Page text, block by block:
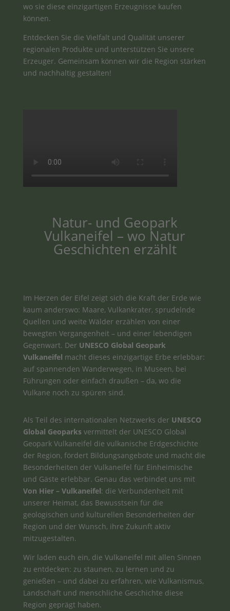
wo sie diese einzigartigen Erzeugnisse kaufen
können.
Entdecken Sie die Vielfalt und Qualität unserer
regionalen Produkte und unterstützen Sie unsere
Erzeuger. Gemeinsam können wir die Region stärken
und nachhaltig gestalten!
Natur- und Geopark
Vulkaneifel – wo Natur
Geschichten erzählt
Im Herzen der Eifel zeigt sich die Kraft der Erde wie
kaum anderswo: Maare, Vulkankrater, sprudelnde
Quellen und weite Wälder erzählen von einer
bewegten Vergangenheit – und einer lebendigen
Gegenwart. Der UNESCO Global Geopark
Vulkaneifel macht dieses einzigartige Erbe erlebbar:
auf spannenden Wanderwegen, in Museen, bei
Führungen oder einfach draußen – da, wo die
Vulkane noch zu spüren sind.
Als Teil des internationalen Netzwerks der UNESCO
Global Geoparks vermittelt der UNESCO Global
Geopark Vulkaneifel die vulkanische Erdgeschichte
der Region, fördert Bildungsangebote und macht die
Besonderheiten der Vulkaneifel für Einheimische
und Gäste erlebbar. Genau das verbindet uns mit
Von Hier – Vulkaneifel: die Verbundenheit mit
unserer Heimat, das Bewusstsein für die
geologischen und kulturellen Besonderheiten der
Region und der Wunsch, ihre Zukunft aktiv
mitzugestalten.
Wir laden euch ein, die Vulkaneifel mit allen Sinnen
zu entdecken: zu staunen, zu lernen und zu
genießen – und dabei zu erfahren, wie Vulkanismus,
Landschaft und menschliche Geschichte diese
Region geprägt haben.